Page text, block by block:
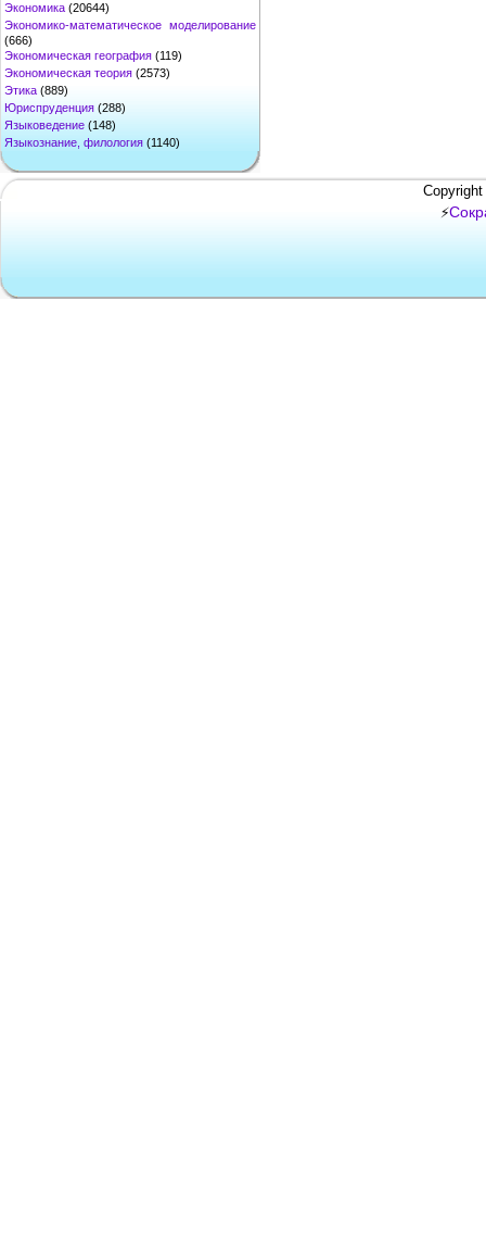
Экономика (20644)
Экономико-математическое моделирование
(666)
Экономическая география (119)
Экономическая теория (2573)
Этика (889)
Юриспруденция (288)
Языковедение (148)
Языкознание, филология (1140)
⚡